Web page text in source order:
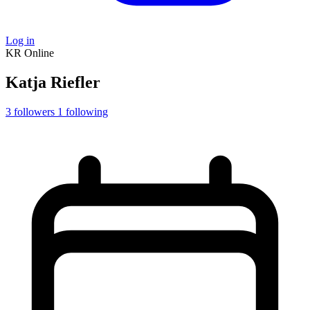
Log in
KR Online
Katja Riefler
3 followers 1 following